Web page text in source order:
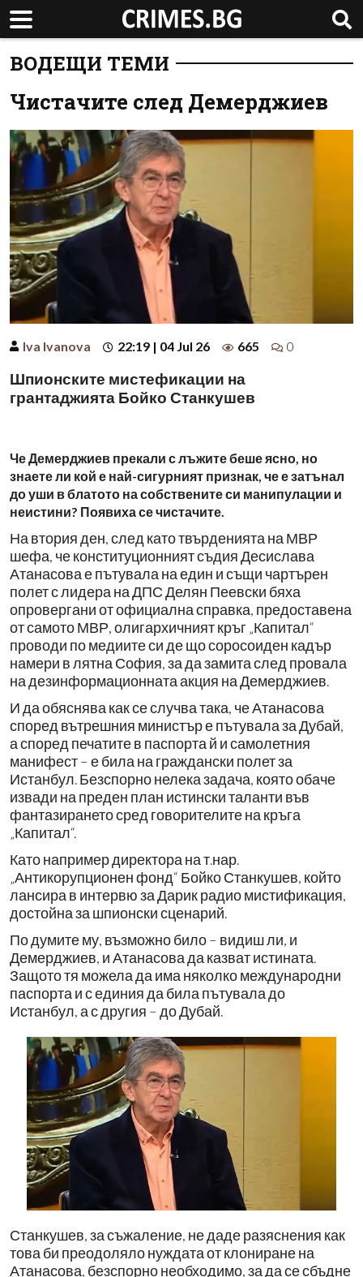
ВОДЕЩИ ТЕМИ
Чистачите след Демерджиев
Iva Ivanova 22:19 | 04 Jul 26 665 0
Шпионските мистефикации на
грантаджията Бойко Станкушев
Че Демерджиев прекали с лъжите беше ясно, но
знаете ли кой е най-сигурният признак, че е затънал
до уши в блатото на собствените си манипулации и
неистини? Появиха се чистачите.
На втория ден, след като твърденията на МВР
шефа, че конституционният съдия Десислава
Атанасова е пътувала на един и същи чартърен
полет с лидера на ДПС Делян Пеевски бяха
опровергани от официална справка, предоставена
от самото МВР, олигархичният кръг „Капитал“
проводи по медиите си де що соросоиден кадър
намери в лятна София, за да замита след провала
на дезинформационната акция на Демерджиев.
И да обяснява как се случва така, че Атанасова
според вътрешния министър е пътувала за Дубай,
а според печатите в паспорта й и самолетния
манифест – е била на граждански полет за
Истанбул. Безспорно нелека задача, която обаче
извади на преден план истински таланти във
фантазирането сред говорителите на кръга
„Капитал“.
Като например директора на т.нар.
„Антикорупционен фонд“ Бойко Станкушев, който
лансира в интервю за Дарик радио мистификация,
достойна за шпионски сценарий.
По думите му, възможно било – видиш ли, и
Демерджиев, и Атанасова да казват истината.
Защото тя можела да има няколко международни
паспорта и с единия да била пътувала до
Истанбул, а с другия – до Дубай.
Станкушев, за съжаление, не даде разяснения как
това би преодоляло нуждата от клониране на
Атанасова, безспорно необходимо, за да се сбъдне